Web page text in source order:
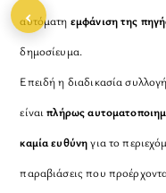
αυτόματη εμφάνιση της
δημοσίευμα.
Επειδή η διαδικασία
είναιπλήρως
καμία ευθύνηγια το
παραβιάσεις που
‹